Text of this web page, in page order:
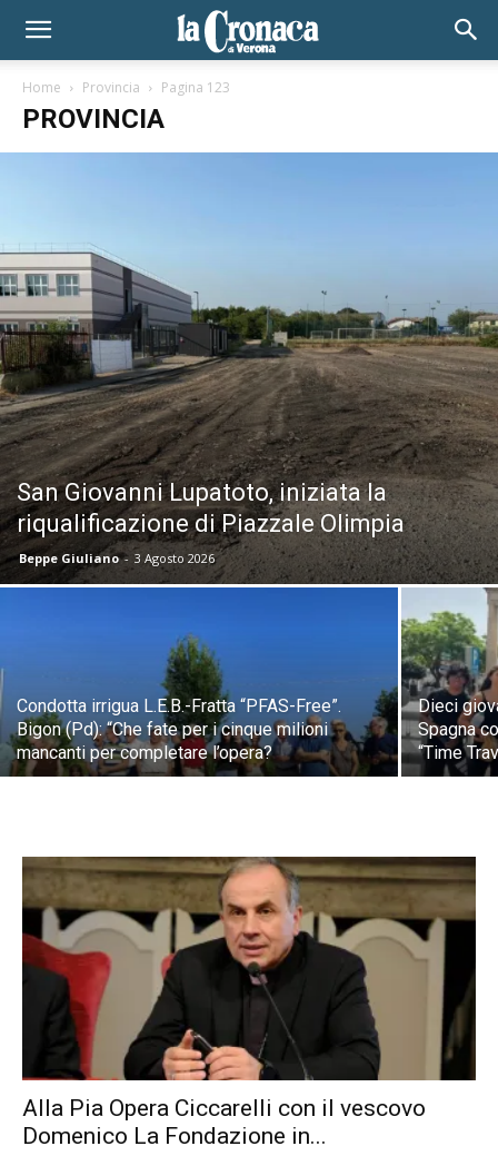
Home Provincia Pagina 123
PROVINCIA
San Giovanni Lupatoto, iniziata la
riqualificazione di Piazzale Olimpia
Beppe Giuliano - 3 Agosto 2026
Condotta irrigua L.E.B.-Fratta “PFAS-Free”.
Bigon (Pd): “Che fate per i cinque milioni
mancanti per completare l’opera?
Dieci
Spagna
“Time
Alla Pia Opera Ciccarelli con il vescovo
Domenico La Fondazione in...